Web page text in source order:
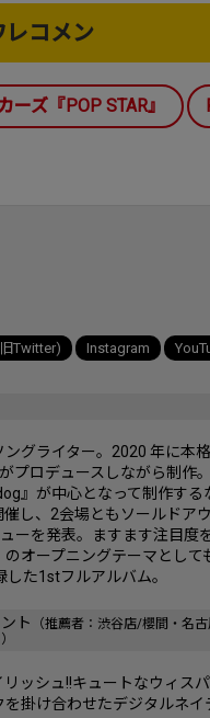
レコメン
ーズ『POP STAR』
Twitter) Instagram
グライター。2020 年に本
プロデュースしながら制作
』が中心となって制作す
し、2会場ともソールドア
ーを発表。ますます注目度
オープニングテーマとし
た1stフルアルバム。
ト
（推薦者：渋谷店/櫻間・名
ッシュ!!キュートなウィス
掛け合わせたデジタルネ